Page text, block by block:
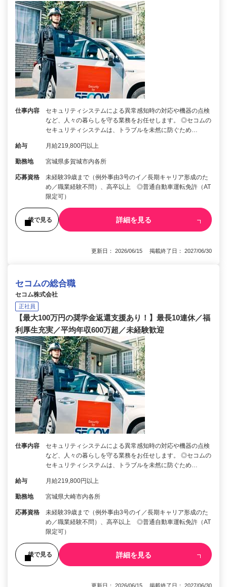
仕事内容
セキュリティシステムによる異常感知時の対応や機器の点検
など、人々の暮らしを守る業務をお任せします。 ◎セコムの
セキュリティシステムは、トラブルを未然に防ぐため…
給与 月給219,800円以上
勤務地 宮城県多賀城市内各所
応募資格
未経験39歳まで（例外事由3号のイ／長期キャリア形成のた
め／職業経験不問）、高卒以上 ◎普通自動車運転免許（AT
限定可）
後で見る 詳細を見る
更新日： 2026/06/15 掲載終了日： 2027/06/30
セコムの総合職
セコム株式会社
正社員
【最大100万円の奨学金返還支援あり！】最長10連休／福
利厚生充実／平均年収600万超／未経験歓迎
仕事内容
セキュリティシステムによる異常感知時の対応や機器の点検
など、人々の暮らしを守る業務をお任せします。 ◎セコムの
セキュリティシステムは、トラブルを未然に防ぐため…
給与 月給219,800円以上
勤務地 宮城県大崎市内各所
応募資格
未経験39歳まで（例外事由3号のイ／長期キャリア形成のた
め／職業経験不問）、高卒以上 ◎普通自動車運転免許（AT
限定可）
後で見る 詳細を見る
更新日： 2026/06/15 掲載終了日： 2027/06/30